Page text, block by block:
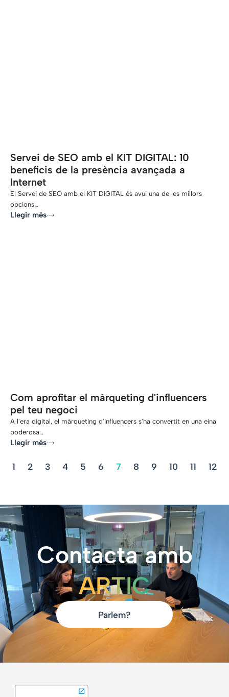
Servei de SEO amb el KIT DIGITAL: 10
beneficis de la presència avançada a
Internet
El Servei de SEO amb el KIT DIGITAL és avui una de les millors
opcions…
Llegir més
Com aprofitar el màrqueting d'influencers
pel teu negoci
A l'era digital, el màrqueting d'influencers s'ha convertit en una eina
poderosa…
Llegir més
1 2 3 4 5 6 7 8 9 10 11 12
Contacta amb
ARTIC
Parlem?